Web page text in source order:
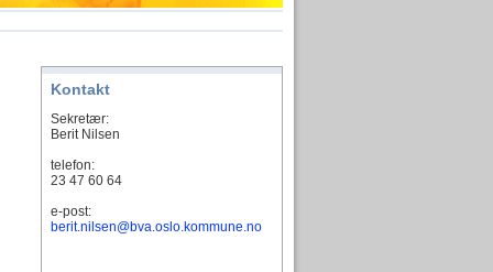
Kontakt
Sekretær:
Berit Nilsen
telefon:
23 47 60 64
e-post:
berit.nilsen@bva.oslo.kommune.no